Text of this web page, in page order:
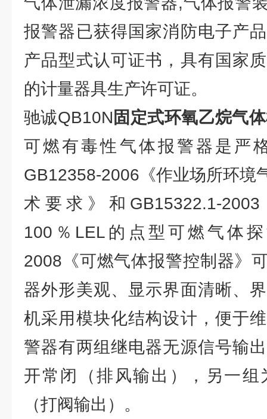
报警器已获得国家消防电子产
产品型式认可证书，具有国家
的计量器具生产许可证。
驰诚QB10N 固定式环氧乙烷气
可燃有毒性气体报警器是严
GB12358-2006《作业场所环境
术要求》和GB15322.1-
100％LEL的点型可燃气体
2008《可燃气体报警控制器》
器外形美观、显示界面清晰、
机采用模块化结构设计，便于
警器有两组继电器无源信号输
开常闭（排风输出），另一
（打阀输出）。